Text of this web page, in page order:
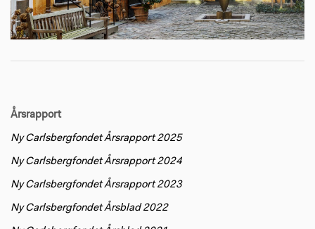
Årsrapport
Ny Carlsbergfondet Årsrapport 2025
Ny Carlsbergfondet Årsrapport 2024
Ny Carlsbergfondet Årsrapport 2023
Ny Carlsbergfondet Årsblad 2022